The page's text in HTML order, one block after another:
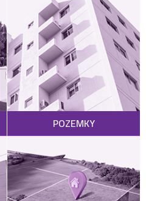
POZEMKY